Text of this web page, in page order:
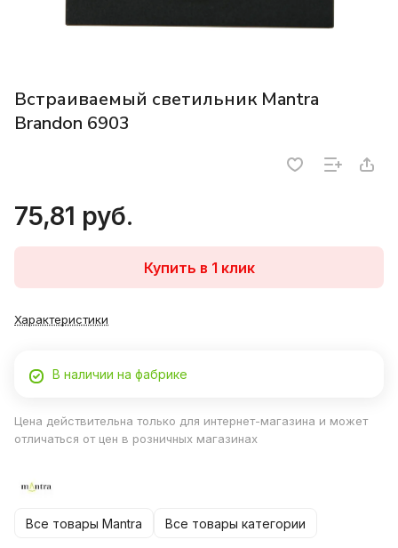
Встраиваемый светильник Mantra
Brandon 6903
75,81 руб.
Купить в 1 клик
Характеристики
В наличии на фабрике
Цена действительна только для интернет-магазина и может
отличаться от цен в розничных магазинах
Все товары Mantra Все товары категории